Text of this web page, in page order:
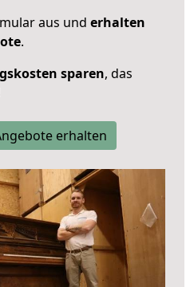
aus und erhalten
.
sparen, das
erhalten